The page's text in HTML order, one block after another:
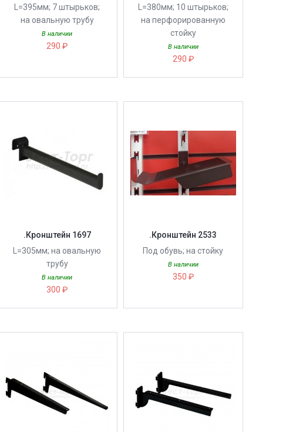
L=395мм; 7 штырьков;
на овальную трубу
В наличии
290 ₽
L=380мм; 10 штырьков;
на перфорированную
стойку
В наличии
290 ₽
.Кронштейн 1697
L=305мм; на овальную
трубу
В наличии
300 ₽
.Кронштейн 2533
Под обувь; на стойку
В наличии
350 ₽